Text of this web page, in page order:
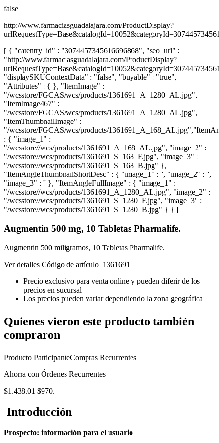
false
http://www.farmaciasguadalajara.com/ProductDisplay?
[ { "catentry_id" : "3074457345616696868", "seo_url" :
"http://www.farmaciasguadalajara.com/ProductDisplay?
"displaySKUContextData" : "false", "buyable" : "true",
"Attributes" : { }, "ItemImage" :
"/wcsstore/FGCAS/wcs/products/1361691_A_1280_AL.jpg",
"ItemImage467" :
"/wcsstore/FGCAS/wcs/products/1361691_A_1280_AL.jpg",
"ItemThumbnailImage" :
"/wcsstore/FGCAS/wcs/products/
: { "image_1" :
"/wcsstore//wcs/products/1361691_A_168_AL.jpg", "image_2" :
"/wcsstore//wcs/products/1361691_S_168_F.jpg", "image_3" :
"/wcsstore//wcs/products/1361691_S_168_B.jpg" },
"ItemAngleThumbnailShortDesc" : { "image_1" : '', "image_2" : '',
"image_3" : '' }, "ItemAngleFullImage" : { "image_1" :
"/wcsstore//wcs/products/1361691_A_1280_AL.jpg", "image_2" :
"/wcsstore//wcs/products/1361691_S_1280_F.jpg", "image_3" :
"/wcsstore//wcs/products/1361691_S_1280_B.jpg" } } ]
Augmentin 500 mg, 10 Tabletas Pharmalife.
Augmentin 500 miligramos, 10 Tabletas Pharmalife.
Ver detalles Código de artículo 1361691
Precio exclusivo para venta online y pueden diferir de los
precios en sucursal
Los precios pueden variar dependiendo la zona geográfica
Quienes vieron este producto también
compraron
Producto ParticipanteCompras Recurrentes
Ahorra con Órdenes Recurrentes
$1,438.01 $970.
Introducción
Prospecto: información para el usuario